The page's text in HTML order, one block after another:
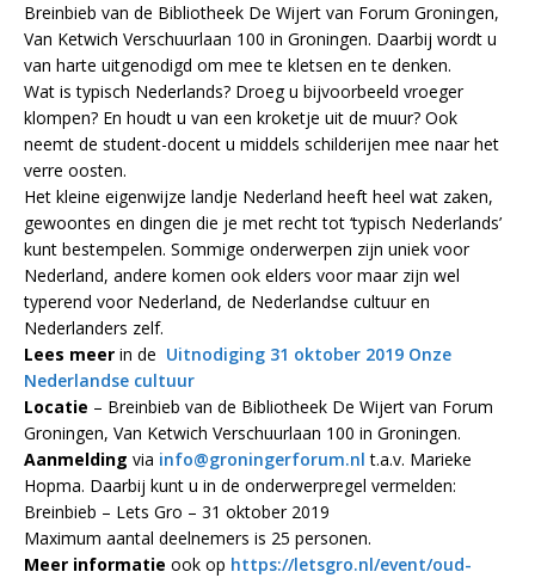
Breinbieb van de Bibliotheek De Wijert van Forum Groningen,
Van Ketwich Verschuurlaan 100 in Groningen. Daarbij wordt u
van harte uitgenodigd om mee te kletsen en te denken.
Wat is typisch Nederlands? Droeg u bijvoorbeeld vroeger
klompen? En houdt u van een kroketje uit de muur? Ook
neemt de student-docent u middels schilderijen mee naar het
verre oosten.
Het kleine eigenwijze landje Nederland heeft heel wat zaken,
gewoontes en dingen die je met recht tot ‘typisch Nederlands’
kunt bestempelen. Sommige onderwerpen zijn uniek voor
Nederland, andere komen ook elders voor maar zijn wel
typerend voor Nederland, de Nederlandse cultuur en
Nederlanders zelf.
Lees meer in de Uitnodiging 31 oktober 2019 Onze
Nederlandse cultuur
Locatie – Breinbieb van de Bibliotheek De Wijert van Forum
Groningen, Van Ketwich Verschuurlaan 100 in Groningen.
Aanmelding via info@groningerforum.nl t.a.v. Marieke
Hopma. Daarbij kunt u in de onderwerpregel vermelden:
Breinbieb – Lets Gro – 31 oktober 2019
Maximum aantal deelnemers is 25 personen.
Meer informatie ook op https://letsgro.nl/event/oud-